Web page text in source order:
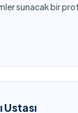
sunacak bir
Ustası